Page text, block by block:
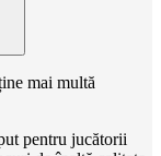
mai multă
pentru jucătorii